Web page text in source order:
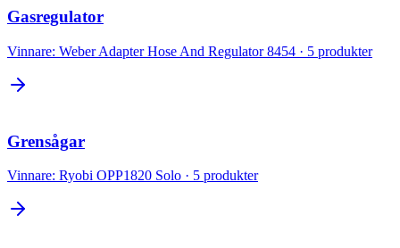
Gasregulator
Vinnare: Weber Adapter Hose And Regulator 8454 · 5 produkter
Grensågar
Vinnare: Ryobi OPP1820 Solo · 5 produkter